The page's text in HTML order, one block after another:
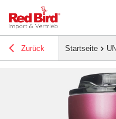
Zurück Startseite